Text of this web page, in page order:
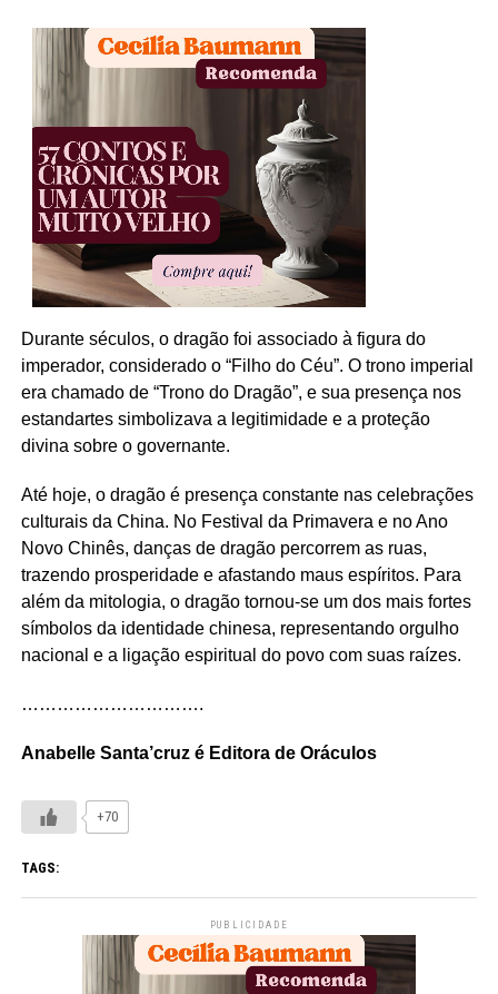
Durante séculos, o dragão foi associado à figura do
imperador, considerado o “Filho do Céu”. O trono imperial
era chamado de “Trono do Dragão”, e sua presença nos
estandartes simbolizava a legitimidade e a proteção
divina sobre o governante.
Até hoje, o dragão é presença constante nas celebrações
culturais da China. No Festival da Primavera e no Ano
Novo Chinês, danças de dragão percorrem as ruas,
trazendo prosperidade e afastando maus espíritos. Para
além da mitologia, o dragão tornou-se um dos mais fortes
símbolos da identidade chinesa, representando orgulho
nacional e a ligação espiritual do povo com suas raízes.
………………………….
Anabelle Santa’cruz é Editora de Oráculos
+70
TAGS:
PUBLICIDADE